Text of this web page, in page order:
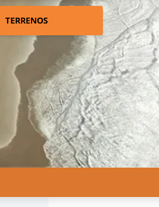
TERRENOS